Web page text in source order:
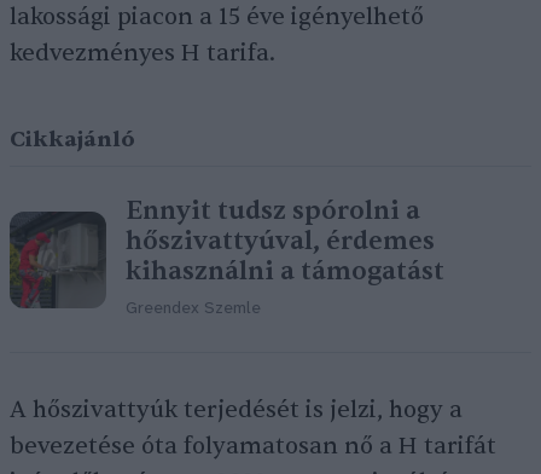
lakossági piacon a 15 éve igényelhető
kedvezményes H tarifa.
Cikkajánló
Ennyit tudsz spórolni a
hőszivattyúval, érdemes
kihasználni a támogatást
Greendex Szemle
A hőszivattyúk terjedését is jelzi, hogy a
bevezetése óta folyamatosan nő a H tarifát